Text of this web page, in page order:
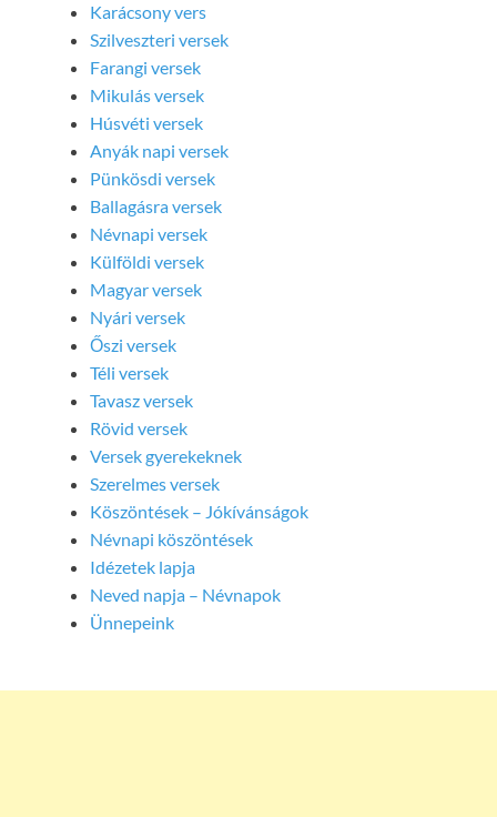
Karácsony vers
Szilveszteri versek
Farangi versek
Mikulás versek
Húsvéti versek
Anyák napi versek
Pünkösdi versek
Ballagásra versek
Névnapi versek
Külföldi versek
Magyar versek
Nyári versek
Őszi versek
Téli versek
Tavasz versek
Rövid versek
Versek gyerekeknek
Szerelmes versek
Köszöntések – Jókívánságok
Névnapi köszöntések
Idézetek lapja
Neved napja – Névnapok
Ünnepeink